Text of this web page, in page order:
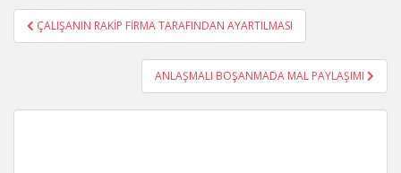
Yazı
gezinmesi
ÇALIŞANIN RAKİP FİRMA TARAFINDAN AYARTILMASI
ANLAŞMALI BOŞANMADA MAL PAYLAŞIMI